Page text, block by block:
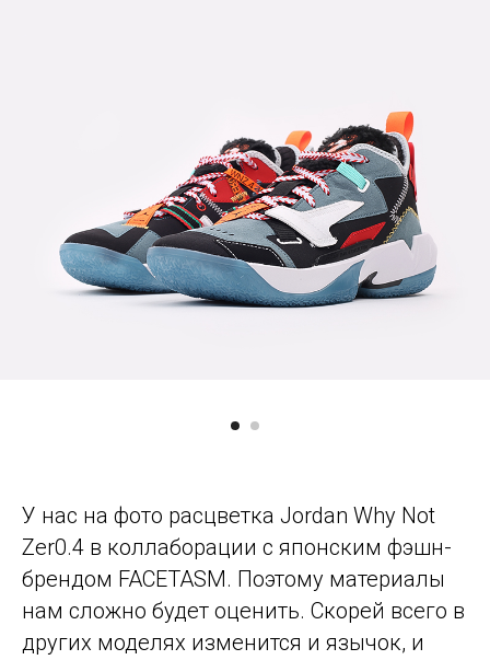
У нас на фото расцветка Jordan Why Not
Zer0.4 в коллаборации с японским фэшн-
брендом FACETASM. Поэтому материалы
нам сложно будет оценить. Скорей всего в
других моделях изменится и язычок, и